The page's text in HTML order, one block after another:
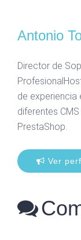
Antonio
Director de
de experiencia
diferentes
PrestaShop.
Ver